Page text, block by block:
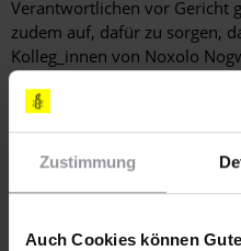
Zustimmung
Auch Cookies können
Verantwortlichen vor Gericht
zudem auf, dafür zu sorgen,
Kolleg_innen von Noxolo
Stand der Ermittlungen
Schreiben Sie in gutem
P.O. Box 70364, Tsakane,
363 5434 (Anrede: Dear